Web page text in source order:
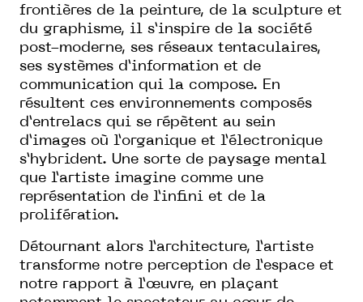
frontières de la peinture, de la sculpture et
du graphisme, il s’inspire de la société
post-moderne, ses réseaux tentaculaires,
ses systèmes d’information et de
communication qui la compose. En
résultent ces environnements composés
d’entrelacs qui se répètent au sein
d’images où l’organique et l’électronique
s’hybrident. Une sorte de paysage mental
que l’artiste imagine comme une
représentation de l’infini et de la
prolifération.
Détournant alors l’architecture, l’artiste
transforme notre perception de l’espace et
notre rapport à l’œuvre, en plaçant